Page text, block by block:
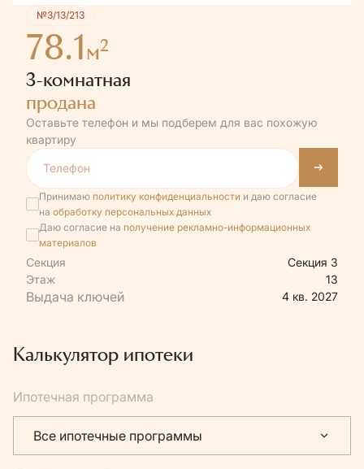
№3/13/213
78.1м2
3-комнатная
продана
Оставьте телефон и мы подберем для вас похожую
квартиру
Принимаю политику конфиденциальности и даю согласие
на обработку персональных данных
Даю согласие на получение рекламно-информационных
материалов
Секция
Секция 3
Этаж
13
4 кв. 2027
Калькулятор ипотеки
Ипотечная программа
Все ипотечные программы